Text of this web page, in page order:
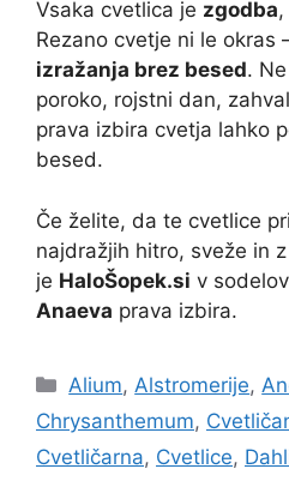
Vsaka cvetlica je zgodba,
Rezano cvetje ni le okras
izražanja brez besed.
poroko, rojstni dan,
prava izbira cvetja lahko
besed.
Če želite, da te cvetlice
najdražjih hitro, sveže in
je HaloŠopek.si v
Anaeva prava izbira.
Categories
Alium, Alstromerije,
Chrysanthemum,
Cvetličarna, Cvetlice,